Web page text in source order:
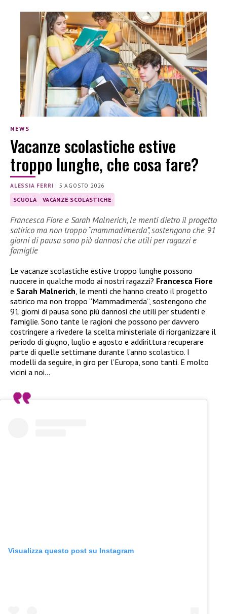
NEWS
Vacanze scolastiche estive
troppo lunghe, che cosa fare?
ALESSIA FERRI | 5 AGOSTO 2026
SCUOLA VACANZE SCOLASTICHE
Francesca Fiore e Sarah Malnerich, le menti dietro il progetto
satirico ma non troppo “mammadimerda”, sostengono che 91
giorni di pausa sono più dannosi che utili per ragazzi e
famiglie
Le vacanze scolastiche estive troppo lunghe possono
nuocere in qualche modo ai nostri ragazzi? Francesca Fiore
e Sarah Malnerich , le menti che hanno creato il progetto
satirico ma non troppo “Mammadimerda”, sostengono che
91 giorni di pausa sono più dannosi che utili per studenti e
famiglie. Sono tante le ragioni che possono per davvero
costringere a rivedere la scelta ministeriale di riorganizzare il
periodo di giugno, luglio e agosto e addirittura recuperare
parte di quelle settimane durante l’anno scolastico. I
modelli da seguire, in giro per l’Europa, sono tanti. E molto
vicini a noi…
Visualizza questo post su Instagram